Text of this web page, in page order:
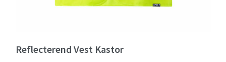
Reflecterend Vest Kastor